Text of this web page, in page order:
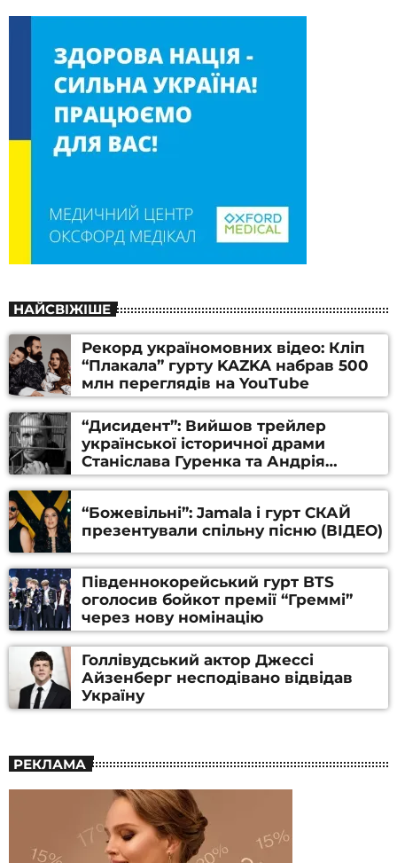
НАЙСВІЖІШЕ
Рекорд україномовних відео: Кліп
“Плакала” гурту KAZKA набрав 500
млн переглядів на YouTube
“Дисидент”: Вийшов трейлер
української історичної драми
Станіслава Гуренка та Андрія
Алфьорова (ВІДЕО)
“Божевільні”: Jamala і гурт СКАЙ
презентували спільну пісню (ВІДЕО)
Південнокорейський гурт BTS
оголосив бойкот премії “Греммі”
через нову номінацію
Голлівудський актор Джессі
Айзенберг несподівано відвідав
Україну
РЕКЛАМА